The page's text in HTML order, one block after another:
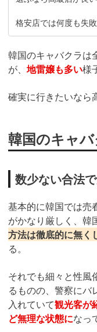
格安店では何度も失敗
韓国のキャバクラは
が、 地雷嬢も多い様
確実に行きたいなら
韓国のキャ
数少ない合法
基本的に韓国では売
がかなり厳しく、韓
方法は徹底的に無く
る。
それでも細々と性風
るものの、警察にバ
入れていて観光客が
ど無理な状態になっ